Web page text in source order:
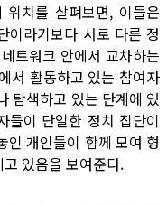
치를 살펴보면, 이들은
이라기보다 서로 다른 정
트워크 안에서 교차하는
서 활동하고 있는 참여자
탐색하고 있는 단계에 있
이 단일한 정치 집단이
인 개인들이 함께 모여 형
있음을 보여준다.